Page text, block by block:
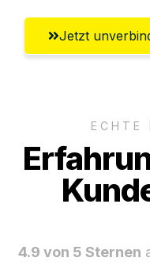
Jetzt
ECHTE
4.9 von 5 Sternen